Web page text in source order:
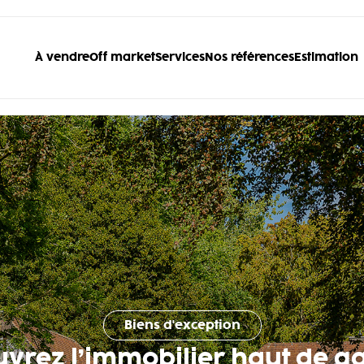
À vendreOff marketServices Nos références Estimation
Biens d'exception